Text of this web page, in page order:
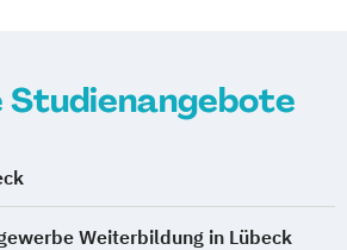
Weiterbildung in Lübeck